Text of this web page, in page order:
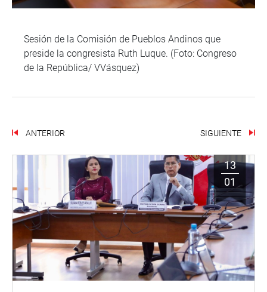
Sesión de la Comisión de Pueblos Andinos que
preside la congresista Ruth Luque. (Foto: Congreso
de la República/ VVásquez)
ANTERIOR SIGUIENTE
13
01